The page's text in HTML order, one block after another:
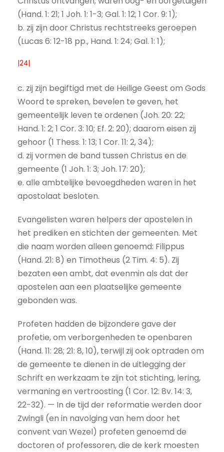
(Hand. 1: 21; 1 Joh. 1: 1-3; Gal. 1: 12; 1 Cor. 9: 1);
b. zij zijn door Christus rechtstreeks geroepen
(Lucas 6: 12-18 pp., Hand. 1: 24; Gal. 1: 1);
|24|
c. zij zijn begiftigd met de Heilige Geest om Gods
Woord te spreken, bevelen te geven, het
gemeentelijk leven te ordenen (Joh. 20: 22;
Hand. 1: 2; 1 Cor. 3: 10; Ef. 2: 20); daarom eisen zij
gehoor (1 Thess. 1: 13; 1 Cor. 11: 2, 34);
d. zij vormen de band tussen Christus en de
gemeente (1 Joh. 1: 3; Joh. 17: 20);
e. alle ambtelijke bevoegdheden waren in het
apostolaat besloten.
Evangelisten waren helpers der apostelen in
het prediken en stichten der gemeenten. Met
die naam worden alleen genoemd: Filippus
(Hand. 21: 8) en Timotheus (2 Tim. 4: 5). Zij
bezaten een ambt, dat evenmin als dat der
apostelen aan een plaatselijke gemeente
gebonden was.
Profeten hadden de bijzondere gave der
profetie, om verborgenheden te openbaren
(Hand. 11: 28; 21: 8, 10), terwijl zij ook optraden om
de gemeente te dienen in de uitlegging der
Schrift en werkzaam te zijn tot stichting, lering,
vermaning en vertroosting (1 Cor. 12: 8v. 14: 3,
22-32). — In de tijd der reformatie werden door
Zwingli (en in navolging van hem door het
convent van Wezel) profeten genoemd de
doctoren of professoren, die de kerk moesten